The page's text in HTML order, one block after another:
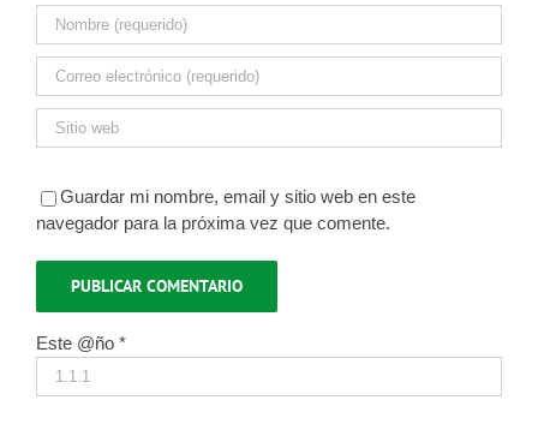
Guardar mi nombre, email y sitio web en este
navegador para la próxima vez que comente.
Este @ño *